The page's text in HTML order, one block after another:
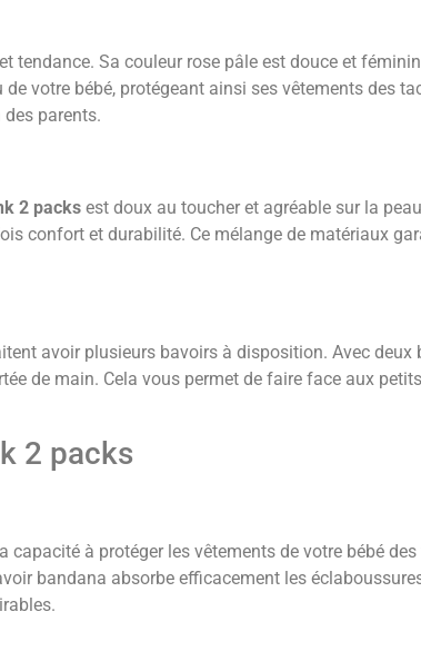
tendance. Sa couleur rose pâle est douce et
votre bébé, protégeant ainsi ses vêtements des
parents.
2 packs est doux au toucher et agréable sur la
confort et durabilité. Ce mélange de matériaux
avoir plusieurs bavoirs à disposition. Avec deux
de main. Cela vous permet de faire face aux
2 packs
capacité à protéger les vêtements de votre bébé
bandana absorbe efficacement les